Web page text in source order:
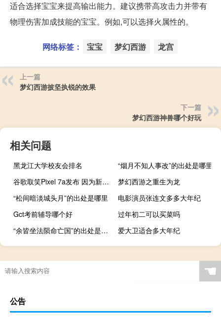
适合选择宝宝来提高输出能力。建议携带高攻击力并带有
物理伤害加成技能的宝宝。例如,可以选择火属性的。
网络标签： 宝宝 梦幻西游 龙宫
上一篇
梦幻西游披坚执锐的效果
下一篇
梦幻西游神兽哪个好玩
相关问题
黑龙江大学校友会排名
“烟月不知人事改”的出处是哪里
谷歌取笑Pixel 7a发布 因为新闻材料泄露
梦幻西游之重生为龙
“松间暗淡城头月”的出处是哪里
电影演员张连文多多大年纪
Gct考前辅导哪个好
过年初二可以买菜吗
“余皆坐法陨命亡国”的出处是哪里
爱大卫适合多大年纪
☚
公告